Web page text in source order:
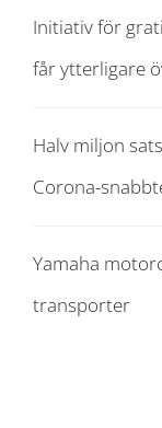
Initiativ för
får ytterligare
Halv miljon
Corona-
Yamaha
transporter